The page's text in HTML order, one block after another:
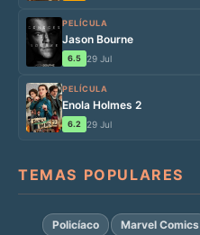
PELÍCULA
Jason Bourne
6.5 29 Jul
PELÍCULA
Enola Holmes 2
6.2 29 Jul
TEMAS POPULARES
Policíaco Marvel Comics